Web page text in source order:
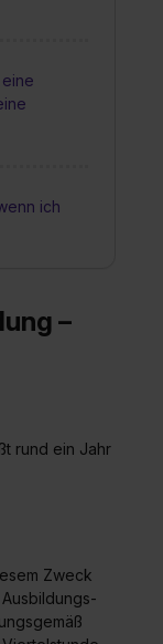
ich
–
rund ein Jahr
Zweck